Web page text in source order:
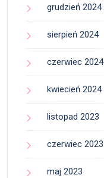
grudzień 2024
sierpień 2024
czerwiec 2024
kwiecień 2024
listopad 2023
czerwiec 2023
maj 2023